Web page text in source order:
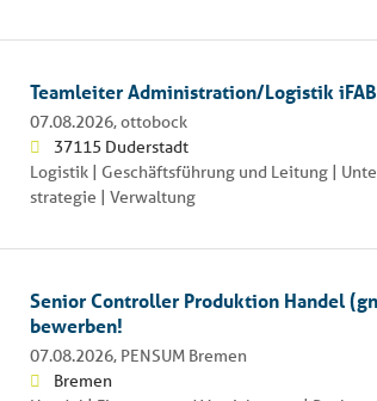
Teamleiter Administration/Logistik
07.08.2026,ottobock
37115 Duderstadt
Logistik | Geschäftsführung und Leitung |
strategie | Verwaltung
Senior Controller Produktion Handel
bewerben!
07.08.2026, PENSUM Bremen
Bremen